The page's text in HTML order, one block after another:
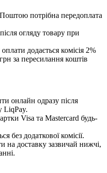
потрібна передоплата
огляду товару при
додається комісія 2%
за пересилання коштів
онлайн одразу після
LiqPay.
Visa та Mastercard будь-
без додаткової комісії.
на доставку зазвичай нижчі,